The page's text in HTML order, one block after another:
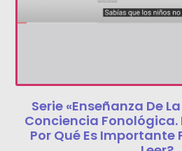
Serie «Enseñanza De
Conciencia Fonológica.
Por Qué Es Importante